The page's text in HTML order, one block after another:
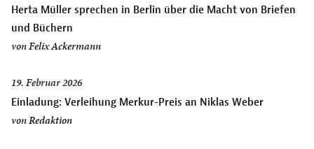
Herta Müller sprechen in Berlin über die Macht von Briefen
und Büchern
vonFelix Ackermann
19. Februar 2026
Einladung: Verleihung Merkur-Preis an Niklas Weber
vonRedaktion